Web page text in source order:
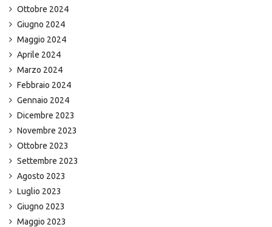
Ottobre 2024
Giugno 2024
Maggio 2024
Aprile 2024
Marzo 2024
Febbraio 2024
Gennaio 2024
Dicembre 2023
Novembre 2023
Ottobre 2023
Settembre 2023
Agosto 2023
Luglio 2023
Giugno 2023
Maggio 2023